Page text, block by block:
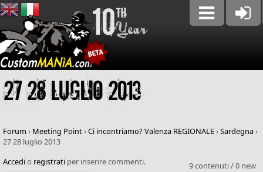
27 28 luglio 2013
Forum › Meeting Point›Ci incontriamo? Valenza REGIONALE›Sardegna›
27 28 luglio 2013
9 contenuti / 0 new
Accedio registrati per inserire commenti.